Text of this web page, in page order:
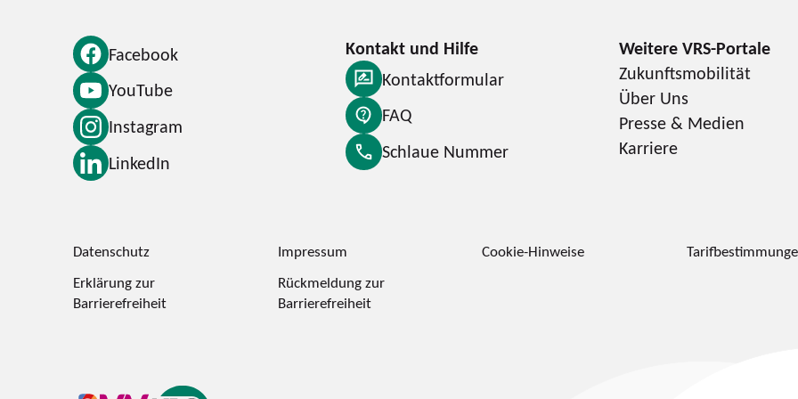
Facebook
YouTube
Instagram
LinkedIn
Kontaktformular
FAQ
Schlaue Nummer
Zukunftsmobilität
Über Uns
Presse & Medien
Karriere
Datenschutz Impressum Cookie-Hinweise
Erklärung zur
Barrierefreiheit
Rückmeldung zur
Barrierefreiheit